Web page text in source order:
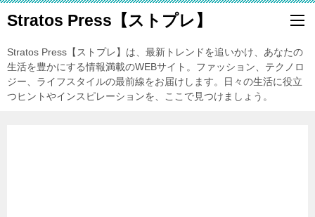
Stratos Press【ストプレ】
Stratos Press【ストプレ】は、最新トレンドを追いかけ、あなたの
生活を豊かにする情報満載のWEBサイト。ファッション、テクノロ
ジー、ライフスタイルの最前線をお届けします。日々の生活に役立
つヒントやインスピレーションを、ここで見つけましょう。